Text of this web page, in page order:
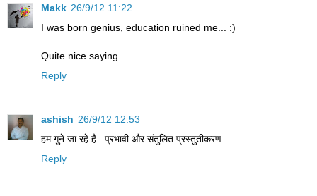
Makk 26/9/12 11:22
I was born genius, education ruined me... :)
Quite nice saying.
Reply
ashish 26/9/12 12:53
हम गुने जा रहे है . प्रभावी और संतुलित प्रस्तुतीकरण .
Reply